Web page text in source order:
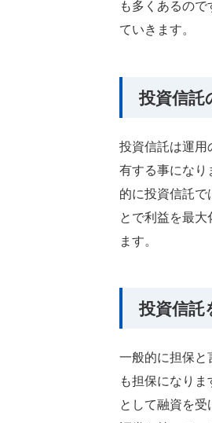
も多くあるの
ていきます。
投資信託
投資信託は運
有する事にな
的に投資信託
とで利益を最
ます。
投資信託
一般的に担保
も担保になり
として融資を